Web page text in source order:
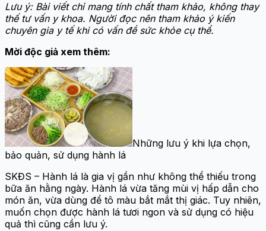
Lưu ý: Bài viết chỉ mang tính chất tham khảo, không thay
thế tư vấn y khoa. Người đọc nên tham khảo ý kiến
chuyên gia y tế khi có vấn đề sức khỏe cụ thể.
Mời độc giả xem thêm:
Những lưu ý khi lựa chọn,
bảo quản, sử dụng hành lá
SKĐS – Hành lá là gia vị gần như không thể thiếu trong
bữa ăn hằng ngày. Hành lá vừa tăng mùi vị hấp dẫn cho
món ăn, vừa dùng để tô màu bắt mắt thị giác. Tuy nhiên,
muốn chọn được hành lá tươi ngon và sử dụng có hiệu
quả thì cũng cần lưu ý.